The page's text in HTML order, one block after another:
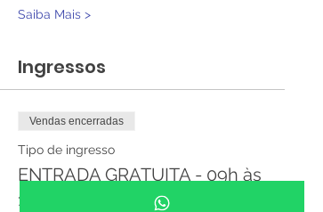
Saiba Mais >
Ingressos
Vendas encerradas
Tipo de ingresso
ENTRADA GRATUITA - 09h às
17h